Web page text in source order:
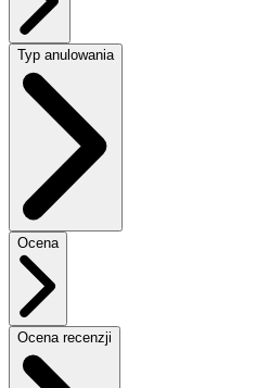
Typ anulowania
Ocena
Ocena recenzji